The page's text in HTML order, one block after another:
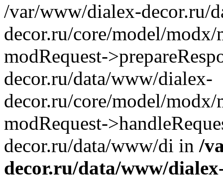
/var/www/dialex-decor.ru/
decor.ru/core/model/
modRequest-
decor.ru/data/www/dialex-
decor.ru/core/model/
modRequest-
decor.ru/data/www/di in /
decor.ru/data/www/